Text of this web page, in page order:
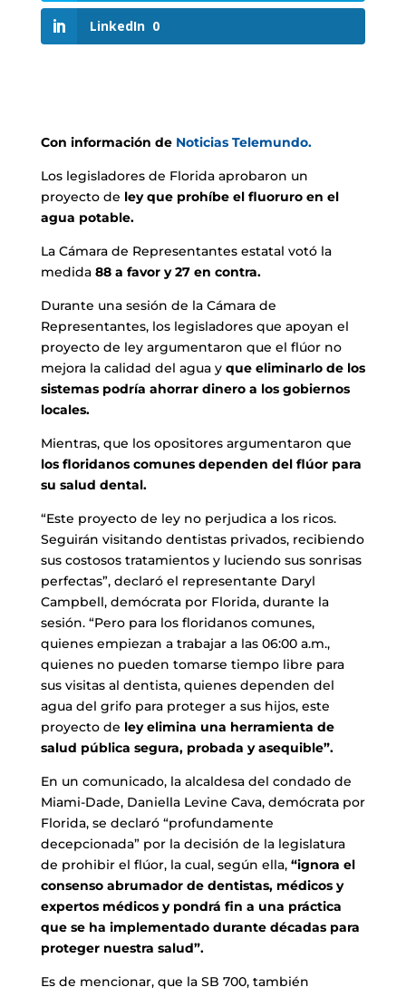
LinkedIn 0
Con información deNoticias Telemundo.
Los legisladores de Florida aprobaron un
proyecto de ley que prohíbe el fluoruro en el
agua potable.
La Cámara de Representantes estatal votó la
medida88 a favor y 27 en contra.
Durante una sesión de la Cámara de
Representantes, los legisladores que apoyan el
proyecto de ley argumentaron que el flúor no
mejora la calidad del agua y que eliminarlo de los
sistemas podría ahorrar dinero a los gobiernos
locales.
Mientras, que los opositores argumentaron que
los floridanos comunes dependen del flúor para
su salud dental.
“Este proyecto de ley no perjudica a los ricos.
Seguirán visitando dentistas privados, recibiendo
sus costosos tratamientos y luciendo sus sonrisas
perfectas”, declaró el representante Daryl
Campbell, demócrata por Florida, durante la
sesión. “Pero para los floridanos comunes,
quienes empiezan a trabajar a las 06:00 a.m.,
quienes no pueden tomarse tiempo libre para
sus visitas al dentista, quienes dependen del
agua del grifo para proteger a sus hijos, este
proyecto de ley elimina una herramienta de
salud pública segura, probada y asequible”.
En un comunicado, la alcaldesa del condado de
Miami-Dade, Daniella Levine Cava, demócrata por
Florida, se declaró “profundamente
decepcionada” por la decisión de la legislatura
de prohibir el flúor, la cual, según ella, “ignora el
consenso abrumador de dentistas, médicos y
expertos médicos y pondrá fin a una práctica
que se ha implementado durante décadas para
proteger nuestra salud”.
Es de mencionar, que la SB 700, también